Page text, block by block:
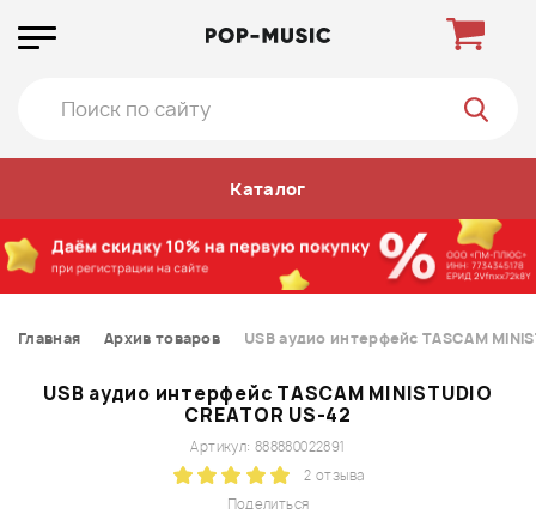
Каталог
Главная Архив товаров USB аудио интерфейс TASCAM
USB аудио интерфейс TASCAM MINISTUDIO
CREATOR US-42
Поделиться
Артикул: 888880022891
2 отзыва